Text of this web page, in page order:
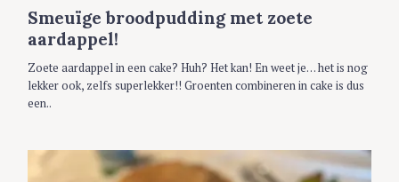
E
S
Smeuïge broodpudding met zoete
aardappel!
Zoete aardappel in een cake? Huh? Het kan! En weet je… het is nog
lekker ook, zelfs superlekker!! Groenten combineren in cake is dus
een..